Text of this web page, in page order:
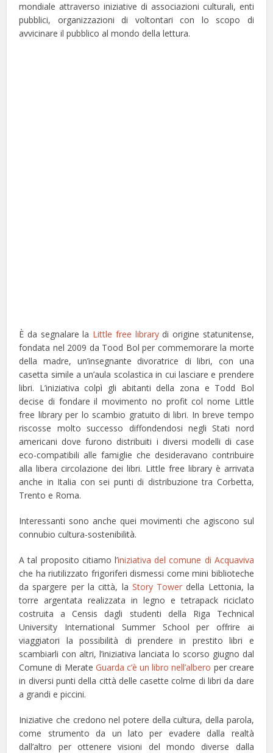
mondiale attraverso iniziative di associazioni culturali, enti
pubblici, organizzazioni di voltontari con lo scopo di
avvicinare il pubblico al mondo della lettura.
È da segnalare la Little free library di origine statunitense,
fondata nel 2009 da Tood Bol per commemorare la morte
della madre, un’insegnante divoratrice di libri, con una
casetta simile a un’aula scolastica in cui lasciare e prendere
libri. L’iniziativa colpì gli abitanti della zona e Todd Bol
decise di fondare il movimento no profit col nome Little
free library per lo scambio gratuito di libri. In breve tempo
riscosse molto successo diffondendosi negli Stati nord
americani dove furono distribuiti i diversi modelli di case
eco-compatibili alle famiglie che desideravano contribuire
alla libera circolazione dei libri. Little free library è arrivata
anche in Italia con sei punti di distribuzione tra Corbetta,
Trento e Roma.
Interessanti sono anche quei movimenti che agiscono sul
connubio cultura-sostenibilità.
A tal proposito citiamo l’iniziativa del comune di Acquaviva
che ha riutilizzato frigoriferi dismessi come mini biblioteche
da spargere per la città, la Story Tower della Lettonia, la
torre argentata realizzata in legno e tetrapack riciclato
costruita a Censis dagli studenti della Riga Technical
University International Summer School per offrire ai
viaggiatori la possibilità di prendere in prestito libri e
scambiarli con altri, l’iniziativa lanciata lo scorso giugno dal
Comune di Merate Guarda c’è un libro nell’albero per creare
in diversi punti della città delle casette colme di libri da dare
a grandi e piccini.
Iniziative che credono nel potere della cultura, della parola,
come strumento da un lato per evadere dalla realtà
dall’altro per ottenere visioni del mondo diverse dalla